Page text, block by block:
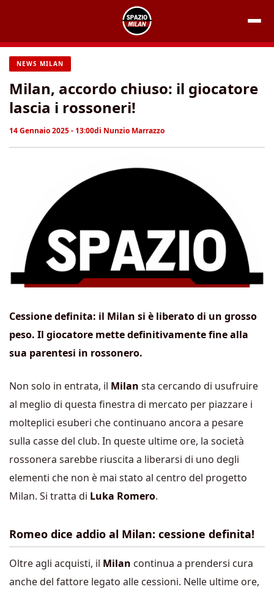
contenuto
NEWS MILAN
Milan, accordo chiuso: il giocatore
lascia i rossoneri!
14 Gennaio 2025 - 13:00di Nunzio Marrazzo
Cessione definita: il Milan si è liberato di un grosso
peso. Il giocatore mette definitivamente fine alla
sua parentesi in rossonero.
Non solo in entrata, il Milan sta cercando di usufruire
al meglio di questa finestra di mercato per piazzare i
molteplici esuberi che continuano ancora a pesare
sulla casse del club. In queste ultime ore, la società
rossonera sarebbe riuscita a liberarsi di uno degli
elementi che non è mai stato al centro del progetto
Milan. Si tratta di Luka Romero.
Romeo dice addio al Milan: cessione definita!
Oltre agli acquisti, il Milan continua a prendersi cura
anche del fattore legato alle cessioni. Nelle ultime ore,